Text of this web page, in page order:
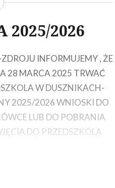
zdjęcia , ogłoszenia i ważne
2025/2026
INFORMUJEMY , ŻE
28 MARCA 2025 TRWAĆ
W DUSZNIKACH-
2025/2026 WNIOSKI DO
LUB DO POBRANIA
DO PRZEDSZKOLA